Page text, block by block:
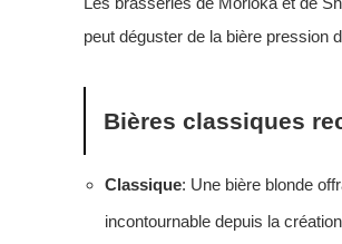
peut déguster de la bière pression
Bières classiques
Classique: Une bière blonde
incontournable depuis la